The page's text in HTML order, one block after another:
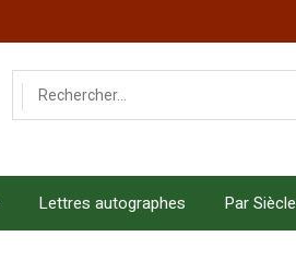
Lettres autographes Par Siècle